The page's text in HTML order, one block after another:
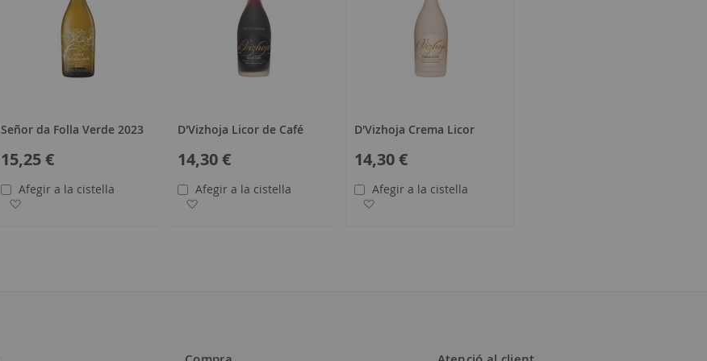
Señor da Folla Verde 2023
15,25 €
Afegir a la cistella
D'Vizhoja Licor de Café
14,30 €
Afegir a la cistella
D'Vizhoja Crema Licor
14,30 €
Afegir a la cistella